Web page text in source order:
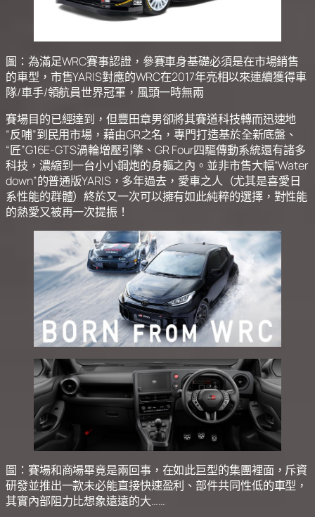
圖：為滿足WRC賽事認證，參賽車身基礎必須是在市場銷售
的車型，市售YARIS對應的WRC在2017年亮相以來連續獲得車
隊/車手/領航員世界冠軍，風頭一時無兩
賽場目的已經達到，但豐田章男卻將其賽道科技轉而迅速地
“反哺”到民用市場，藉由GR之名，專門打造基於全新底盤、
“匠”G16E-GTS渦輪增壓引擎、GR Four四驅傳動系統還有諸多
科技，濃縮到一台小小鋼炮的身軀之內。並非市售大幅“Water
down”的普通版YARIS，多年過去，愛車之人（尤其是喜愛日
系性能的群體）終於又一次可以擁有如此純粹的選擇，對性能
的熱愛又被再一次提振！
圖：賽場和商場畢竟是兩回事，在如此巨型的集團裡面，斥資
研發並推出一款未必能直接快速盈利、部件共同性低的車型，
其實內部阻力比想象遠遠的大……